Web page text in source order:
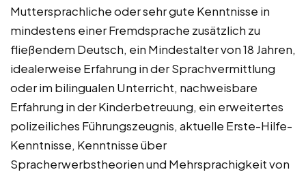
Muttersprachliche oder sehr gute Kenntnisse in
mindestens einer Fremdsprache zusätzlich zu
fließendem Deutsch, ein Mindestalter von 18 Jahren,
idealerweise Erfahrung in der Sprachvermittlung
oder im bilingualen Unterricht, nachweisbare
Erfahrung in der Kinderbetreuung, ein erweitertes
polizeiliches Führungszeugnis, aktuelle Erste-Hilfe-
Kenntnisse, Kenntnisse über
Spracherwerbstheorien und Mehrsprachigkeit von